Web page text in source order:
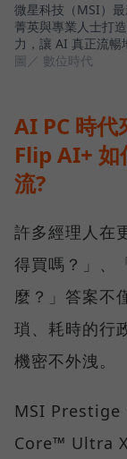
微星科技（MSI）
菁英與專業人士打
力，讓 AI 真正流暢
圖／ 數位時代
AI PC 時
Flip AI+ 如
流?
許多經理人在
得買嗎？」、
麼？」答案不
瑣、耗時的行
機密不外洩。
MSI
Core™ Ultra